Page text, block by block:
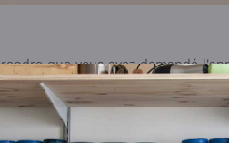
que vous avez demandé
par e-mail pour annuler